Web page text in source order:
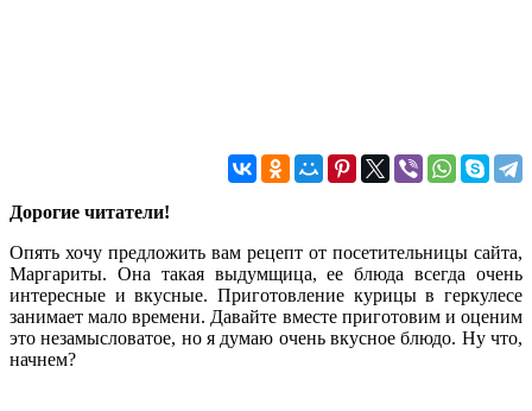
Дорогие читатели!
Опять хочу предложить вам рецепт от посетительницы сайта,
Маргариты. Она такая выдумщица, ее блюда всегда очень
интересные и вкусные. Приготовление курицы в геркулесе
занимает мало времени. Давайте вместе приготовим и оценим
это незамысловатое, но я думаю очень вкусное блюдо. Ну что,
начнем?